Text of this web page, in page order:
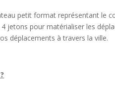
petit format représentant le
jetons pour matérialiser les
déplacements à travers la ville.